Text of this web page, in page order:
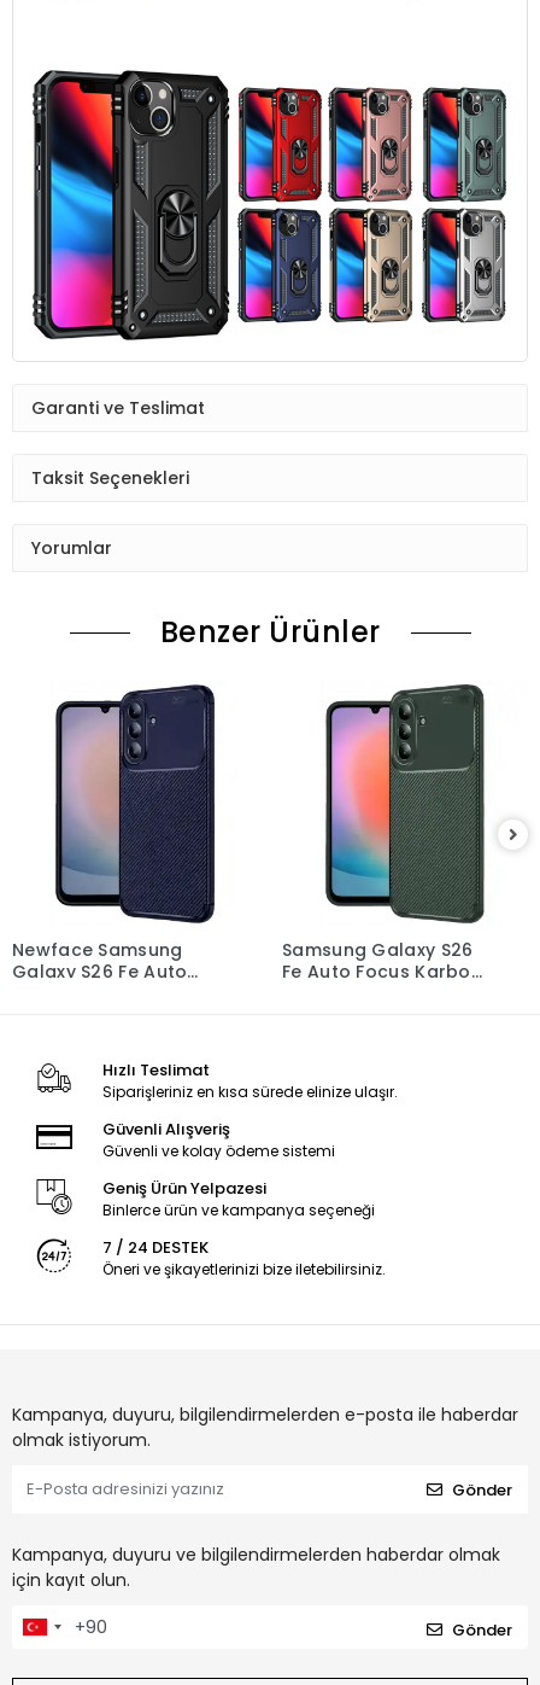
Garanti ve Teslimat
Taksit Seçenekleri
Yorumlar
Benzer Ürünler
Newface Samsung
Galaxy S26 Fe Auto
Samsung Galaxy S26
Fe Auto Focus Karbon
Hızlı Teslimat
Siparişleriniz en kısa sürede elinize ulaşır.
Güvenli Alışveriş
Güvenli ve kolay ödeme sistemi
Geniş Ürün Yelpazesi
Binlerce ürün ve kampanya seçeneği
7 / 24 DESTEK
Öneri ve şikayetlerinizi bize iletebilirsiniz.
Kampanya, duyuru, bilgilendirmelerden e-posta ile haberdar
olmak istiyorum.
Gönder
Kampanya, duyuru ve bilgilendirmelerden haberdar olmak
için kayıt olun.
Gönder